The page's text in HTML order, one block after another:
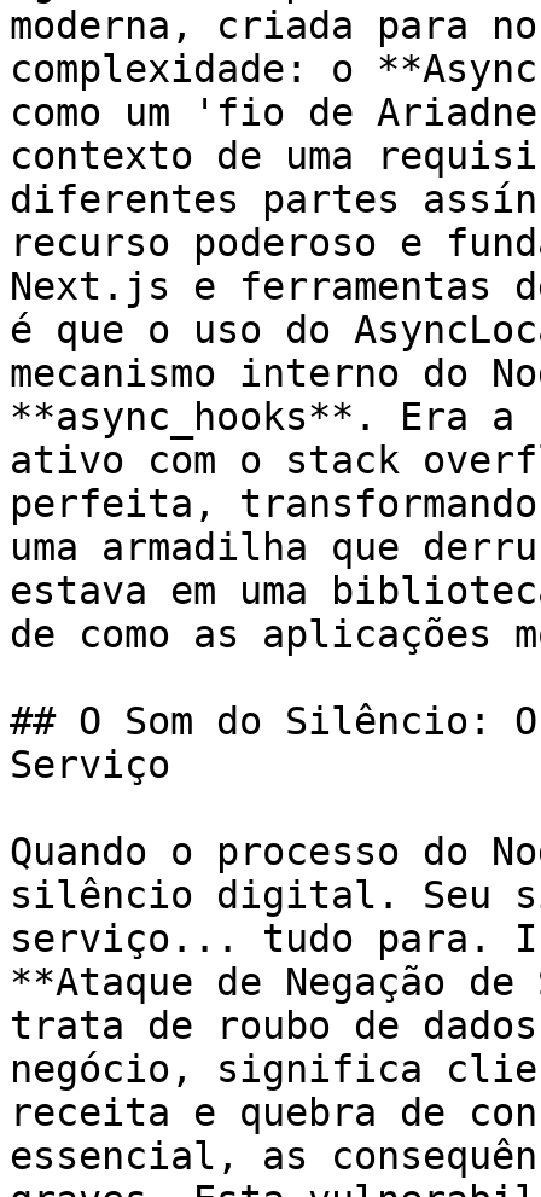
moderna, criada para
complexidade: o
como um 'fio de
contexto de uma
diferentes partes
recurso poderoso e
Next.js e ferramentas
é que o uso do
mecanismo interno do
**async_hooks**. Era a
ativo com o stack
perfeita,
uma armadilha que
estava em uma
de como as aplicações
## O Som do Silêncio:
Serviço
Quando o processo do
silêncio digital. Seu
serviço... tudo para.
**Ataque de Negação
trata de roubo de
negócio, significa
receita e quebra de
essencial, as